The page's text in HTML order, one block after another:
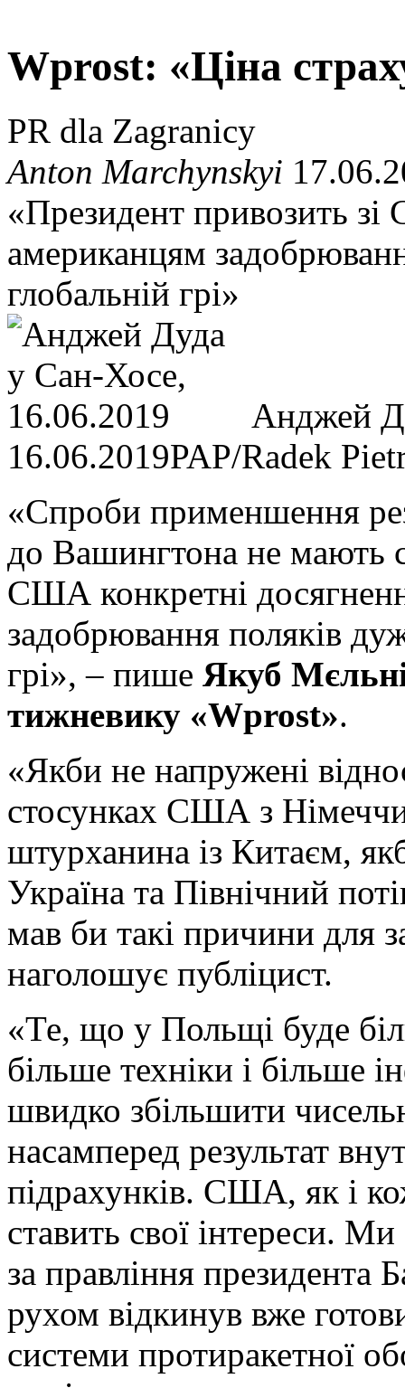
Wprost: «Ціна
PR dla Zagranicy
Anton Marchynskyi
«Президент привозить
американцям
глобальній грі»
Анджей
16.06.2019PAP/Radek
«Спроби применшення
до Вашингтона не мають
США конкретні
задобрювання поляків
грі», – пише Якуб
тижневику «Wprost».
«Якби не напружені
стосунках США з
штурханина із Китаєм,
Україна та Північний
мав би такі причини для
наголошує публіцист.
«Те, що у Польщі буде
більше техніки і більше
швидко збільшити
насамперед результат
підрахунків. США, як і
ставить свої інтереси.
за правління
рухом відкинув вже
системи протиракетної